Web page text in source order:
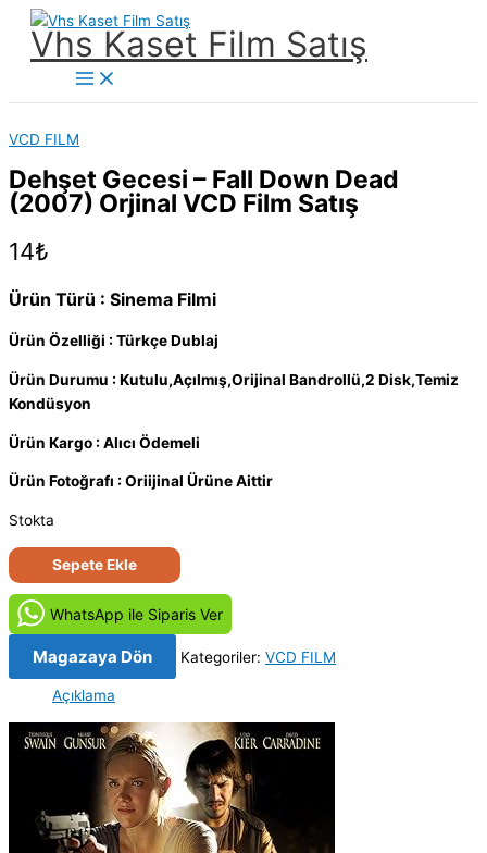
İçeriğe
Vhs Kaset Film Satış
Main
Menu
VCD FILM
Dehşet Gecesi – Fall Down Dead
(2007) Orjinal VCD Film Satış
14₺
Ürün Türü : Sinema Filmi
Ürün Özelliği : Türkçe Dublaj
Ürün Durumu : Kutulu,Açılmış,Orijinal Bandrollü,2 Disk,Temiz
Kondüsyon
Ürün Kargo : Alıcı Ödemeli
Ürün Fotoğrafı : Oriijinal Ürüne Aittir
Stokta
Dehşet
Gecesi
Fall
Down
Dead
(2007)
Orjinal
VCD
Sepete Ekle
WhatsApp ile Siparis Ver
Magazaya Dön Kategoriler: VCD FILM
Açıklama